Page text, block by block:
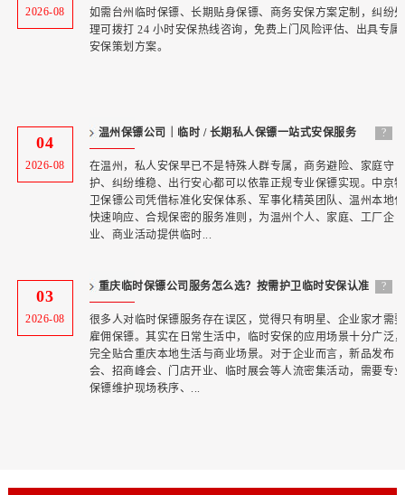
2026-08 服务首选 —
如需台州临时保镖、长期贴身保镖、商务安保方案定制，纠纷处
理可拨打 24 小时安保热线咨询，免费上门风险评估、出具专属
安保策划方案。
04
2026-08
?
温州保镖公司｜临时 / 长期私人保镖一站式安保服务
—— 中
在温州，私人安保早已不是特殊人群专属，商务避险、家庭守
护、纠纷维稳、出行安心都可以依靠正规专业保镖实现。中京特
卫保镖公司凭借标准化安保体系、军事化精英团队、温州本地化
快速响应、合规保密的服务准则，为温州个人、家庭、工厂企
业、商业活动提供临时...
03
2026-08
?
重庆临时保镖公司服务怎么选？按需护卫临时安保认准
专业团队
很多人对临时保镖服务存在误区，觉得只有明星、企业家才需要
雇佣保镖。其实在日常生活中，临时安保的应用场景十分广泛，
完全贴合重庆本地生活与商业场景。对于企业而言，新品发布
会、招商峰会、门店开业、临时展会等人流密集活动，需要专业
保镖维护现场秩序、...